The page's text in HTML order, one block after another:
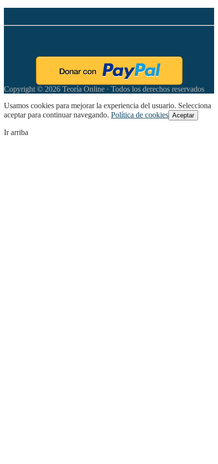
Copyright © 2026 Teoría Online · Todos los derechos reservados
Usamos cookies para mejorar la experiencia del usuario. Selecciona
aceptar para continuar navegando. Política de cookies Aceptar
Ir arriba